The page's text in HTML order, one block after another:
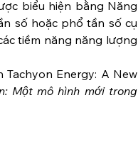
biểu hiện bằng Năng
số hoặc phổ tần số cụ
tiềm năng năng lượng
Tachyon Energy: A New
Một mô hình mới trong